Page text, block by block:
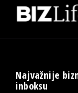
Najvažnije
inboksu